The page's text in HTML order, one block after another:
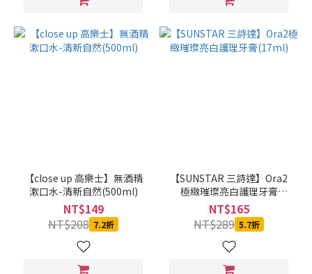
YANAGIYA
日本柳屋
(5)
【close up 高樂士】無酒精
漱口水-清新自然(500ml)
NT$149
NT$208 7.2折
【SUNSTAR 三詩達】Ora2
極緻璀璨亮白護理牙膏
(17ml)
NT$165
NT$289 5.7折